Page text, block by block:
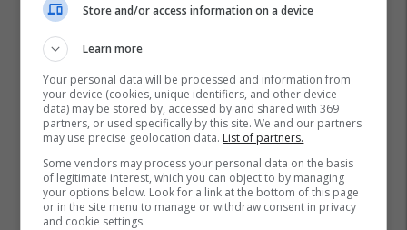
Store and/or access information on a device
Learn more
Your personal data will be processed and information from
your device (cookies, unique identifiers, and other device
data) may be stored by, accessed by and shared with 369
partners, or used specifically by this site. We and our partners
may use precise geolocation data. List of partners.
Some vendors may process your personal data on the basis
of legitimate interest, which you can object to by managing
your options below. Look for a link at the bottom of this page
or in the site menu to manage or withdraw consent in privacy
and cookie settings.